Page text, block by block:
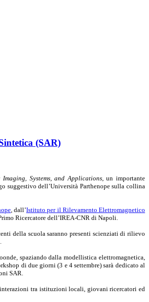
(SAR)
Systems, and Applications, un importante
suggestivo dell’Università Parthenope sulla collina
, dall’Istituto per il Rilevamento Elettromagnetico
Primo Ricercatore dell’IREA-CNR di Napoli.
della scuola saranno presenti scienziati di rilievo
spaziando dalla modellistica elettromagnetica,
di due giorni (3 e 4 settembre) sarà dedicato al
SAR.
interazioni tra istituzioni locali, giovani ricercatori ed